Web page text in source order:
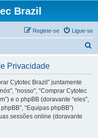
Brazil
Ligue-se
Registe-se
Privacidade
Cytotec Brazil” juntamente
"nosso", “Comprar Cytotec
e o phpBB (doravante “eles”,
“Equipas phpBB”)
sessões online (doravante